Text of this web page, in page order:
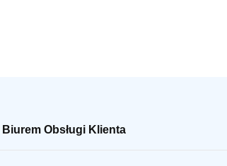
Biurem Obsługi Klienta